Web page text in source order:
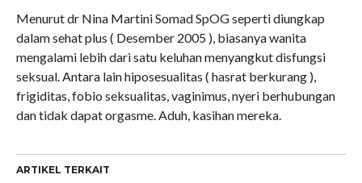
Menurut dr Nina Martini Somad SpOG seperti diungkap
dalam sehat plus ( Desember 2005 ), biasanya wanita
mengalami lebih dari satu keluhan menyangkut disfungsi
seksual. Antara lain hiposesualitas ( hasrat berkurang ),
frigiditas, fobio seksualitas, vaginimus, nyeri berhubungan
dan tidak dapat orgasme. Aduh, kasihan mereka.
ARTIKEL TERKAIT